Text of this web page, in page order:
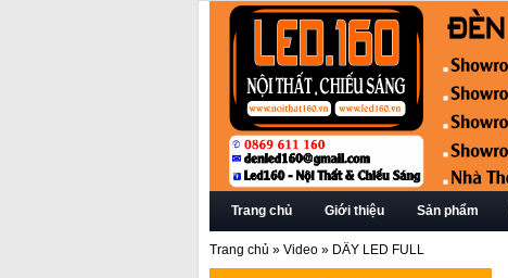
Trang chủ Giới thiệu Sản phẩm
Trang chủ » Video » DÂY LED FULL